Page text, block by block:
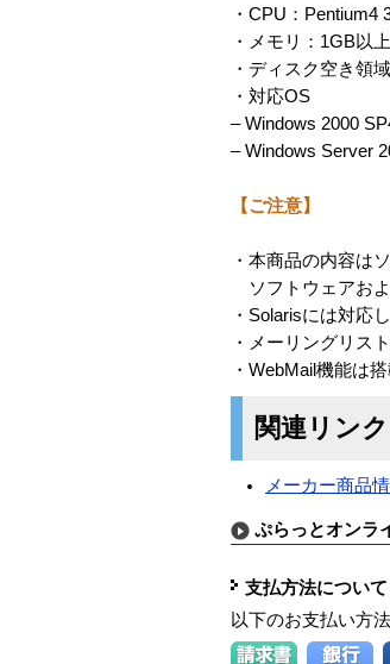
・CPU：Pentium4
・メモリ：1GB以上
・ディスク空き領
・対応OS
– Windows 2000
– Windows Server
【ご注意】
・本商品の内容は
ソフトウェアおよ
・Solarisには対応
・メーリングリス
・WebMail機能は
関連リンク
メーカー商品
ぷらっとオンラ
支払方法について
以下のお支払い方